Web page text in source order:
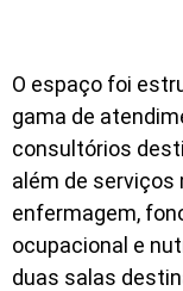
O espaço foi
gama de
consultórios
além de
enfermagem,
ocupacional e
duas salas